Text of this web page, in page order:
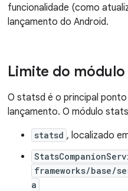
funcionalidade (como
lançamento do Android.
Limite do módulo
O statsd é o principal
lançamento. O módulo
statsd , localizado
frameworks/base/
a